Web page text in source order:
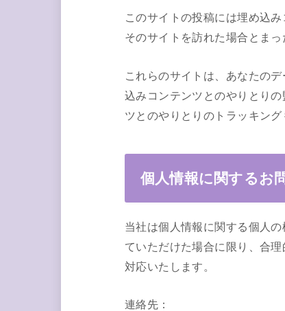
このサイトの投稿には埋め込
そのサイトを訪れた場合とまっ
これらのサイトは、あなたの
込みコンテンツとのやりとり
ツとのやりとりのトラッキング
個人情報に関するお
当社は個人情報に関する個人
ていただけた場合に限り、合
対応いたします。
連絡先：